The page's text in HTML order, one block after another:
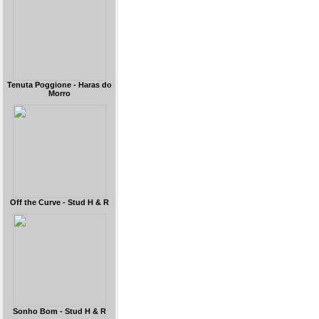
Tenuta Poggione - Haras do
Morro
Off the Curve - Stud H & R
Sonho Bom - Stud H & R